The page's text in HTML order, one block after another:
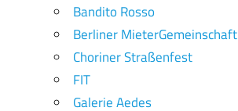
Bandito Rosso
Berliner MieterGemeinschaft
Choriner Straßenfest
FIT
Galerie Aedes